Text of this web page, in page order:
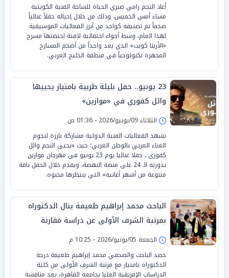
أعاد النجم رامي صبري الحياة للساحة الفنية الكويتية
مساء أمس الخميس، وذلك من خلال إحيائه حفلاً غنائياً
ضخماً تم تصنيفه كواحد من أبرز الفعاليات الموسيقية
لهذا العام، وسط أجواء احتفالية لافتة احتضنها مسرح
«الأرينا كويت» الذي يعد واحداً من أضخم المسارح
المجهزة تكنولوجياً في منطقة الخليج العربي.
23 يونيو.. حفل بليلة طربية بامتياز يحييها
وائل كفوري في «موازين»
الثلاثاء 09/يونيو/2026 - 01:36 ص
تشهد الفعاليات الفنية الدولية مشاركة بارزة لنجوم
الغناء العربي بالوطن العربي؛ حيث «يحيى النجم وائل
كفورى ، حفلا غنائيا يوم 23 يونيو فى مهرجان موازين
بدورته الـ 24 على منصة النهضة، ويقدم خلال الحفل باقة
متنوعة من أشهر أغانيه» التي ينتظرها محبوه.
الباحث محمد إبراهيم طعيمة ينال الدكتوراه
بمرتبة الشرف الأولى عن دراسة مقارنة
للمشهد المسرحي العربي
الجمعة 05/يونيو/2026 - 10:25 م
حصد الباحث والصحفي محمد إبراهيم طعيمة درجة
الدكتوراه بامتياز مع مرتبة الشرف الأولى من كلية
الدراسات الإفريقية العليا بجامعة القاهرة، بعد مناقشة